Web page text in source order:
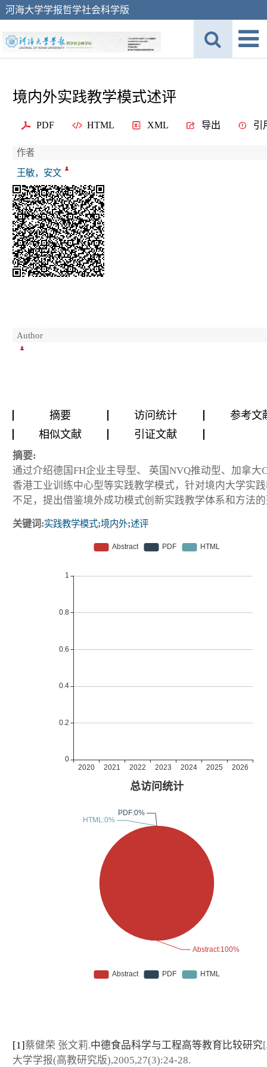
河海大学学报哲学社会科学版
境内外实践教学模式述评
PDF HTML XML 导出 引
作者
王敏，安文
Author
摘要 访问统计
参考文
相似文献
引证文献
摘要:
通过介绍德国FH企业主导型、 英国NVQ推动型、加拿大
香港工业训练中心型等实践教学模式，针对境内大学实
不足，提出借鉴境外成功模式创新实践教学体系和方法
关键词:实践教学模式;境内外;述评
[1] 蔡健荣 张文莉.中德食品科学与工程高等教育比较研究
大学学报(高教研究版),2005,27(3):24-28.